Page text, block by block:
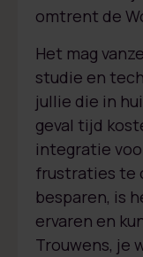
omtrent de
Het mag
studie en
jullie die in
geval tijd
integratie
frustraties te
besparen, is
ervaren en
Trouwens, je